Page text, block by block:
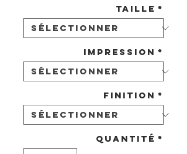
Taille *
Impression *
Finition *
Quantité *